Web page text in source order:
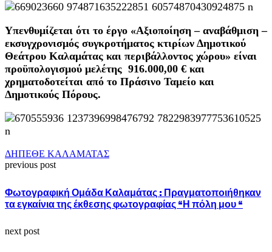
Υπενθυμίζεται ότι το έργο «Αξιοποίηση – αναβάθμιση –
εκσυγχρονισμός συγκροτήματος κτιρίων Δημοτικού
Θεάτρου Καλαμάτας και περιβάλλοντος χώρου» είναι
προϋπολογισμού μελέτης 916.000,00 € και
χρηματοδοτείται από το Πράσινο Ταμείο και
Δημοτικούς Πόρους.
ΔΗΠΕΘΕ ΚΑΛΑΜΑΤΑΣ
previous post
Φωτογραφική Ομάδα Καλαμάτας : Πραγματοποιήθηκαν
τα εγκαίνια της έκθεσης φωτογραφίας “Η πόλη μου “
next post